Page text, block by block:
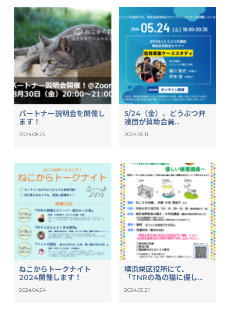
パートナー説明会を開催し
ます！
2024.08.25
5/24（金）、どうぶつ弁
護団が賛助会員...
2024.05.11
ねこからトークナイト
2024開催します！
2024.04.24
横浜栄区役所にて、
「TNRの為の猫に優し...
2024.02.21